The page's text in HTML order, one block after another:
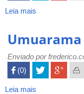
Leia mais
Umuarama
Umuarama
Enviado por
 (0)
Leia mais